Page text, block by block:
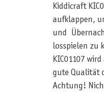
Kiddicraft
aufklappen,
und
losspielen zu
KIC01107
gute Qualität
Achtung!